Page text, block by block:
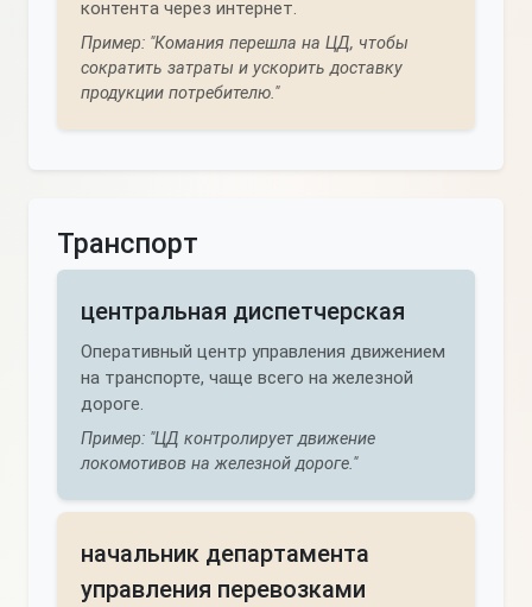
контента через интернет.
Пример: "Комания перешла на ЦД, чтобы
сократить затраты и ускорить доставку
продукции потребителю."
Транспорт
центральная диспетчерская
Оперативный центр управления движением
на транспорте, чаще всего на железной
дороге.
Пример: "ЦД контролирует движение
локомотивов на железной дороге."
начальник департамента
управления перевозками